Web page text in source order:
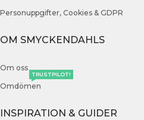
Personuppgifter, Cookies & GDPR
OM SMYCKENDAHLS
Om oss
Omdömen
TRUSTPILOT!
INSPIRATION & GUIDER